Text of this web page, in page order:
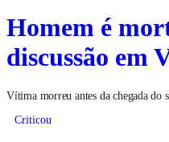
Homem é
discussão em
Vítima morreu antes da chegada do
Criticou